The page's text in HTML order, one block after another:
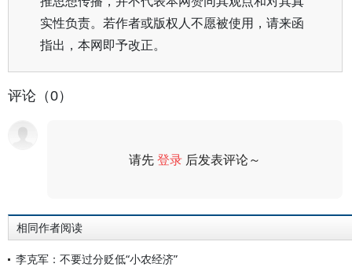
实性负责。若作者或版权人不愿被使用，请来函
指出，本网即予改正。
评论（0）
请先登录 后发表评论～
相同作者阅读
李克军：不要过分贬低“小农经济”